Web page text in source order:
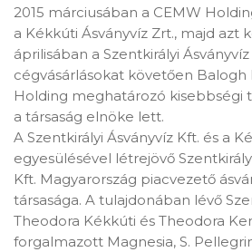
2015 márciusában a CEMW
a Kékkúti Ásványvíz Zrt., majd azt
áprilisában a Szentkirályi Ásványvíz
cégvásárlásokat követően Balogh
Holding meghatározó kisebbségi
a társaság elnöke lett.
A Szentkirályi Ásványvíz Kft. és a
egyesülésével létrejövő
Kft. Magyarország piacvezető
társasága. A tulajdonában lévő
Theodora Kékkúti és Theodora
forgalmazott Magnesia, S.